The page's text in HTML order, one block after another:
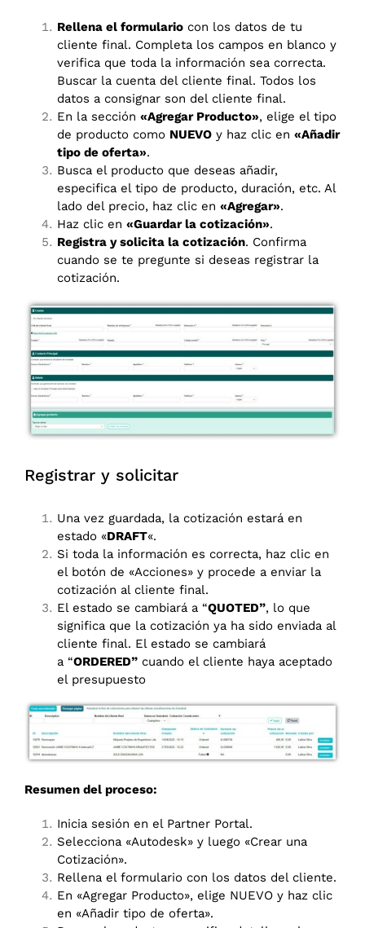
Rellena el formulario con los datos de tu
cliente final. Completa los campos en blanco y
verifica que toda la información sea correcta.
Buscar la cuenta del cliente final. Todos los
datos a consignar son del cliente final.
En la sección «Agregar Producto», elige el tipo
de producto como NUEVO y haz clic en «Añadir
tipo de oferta».
Busca el producto que deseas añadir,
especifica el tipo de producto, duración, etc. Al
lado del precio, haz clic en «Agregar».
Haz clic en «Guardar la cotización».
Registra y solicita la cotización. Confirma
cuando se te pregunte si deseas registrar la
cotización.
Registrar y solicitar
Una vez guardada, la cotización estará en
estado «DRAFT«.
Si toda la información es correcta, haz clic en
el botón de «Acciones» y procede a enviar la
cotización al cliente final.
El estado se cambiará a “QUOTED”, lo que
significa que la cotización ya ha sido enviada al
cliente final. El estado se cambiará
a “ORDERED” cuando el cliente haya aceptado
el presupuesto
Resumen del proceso:
Inicia sesión en el Partner Portal.
Selecciona «Autodesk» y luego «Crear una
Cotización».
Rellena el formulario con los datos del cliente.
En «Agregar Producto», elige NUEVO y haz clic
en «Añadir tipo de oferta».